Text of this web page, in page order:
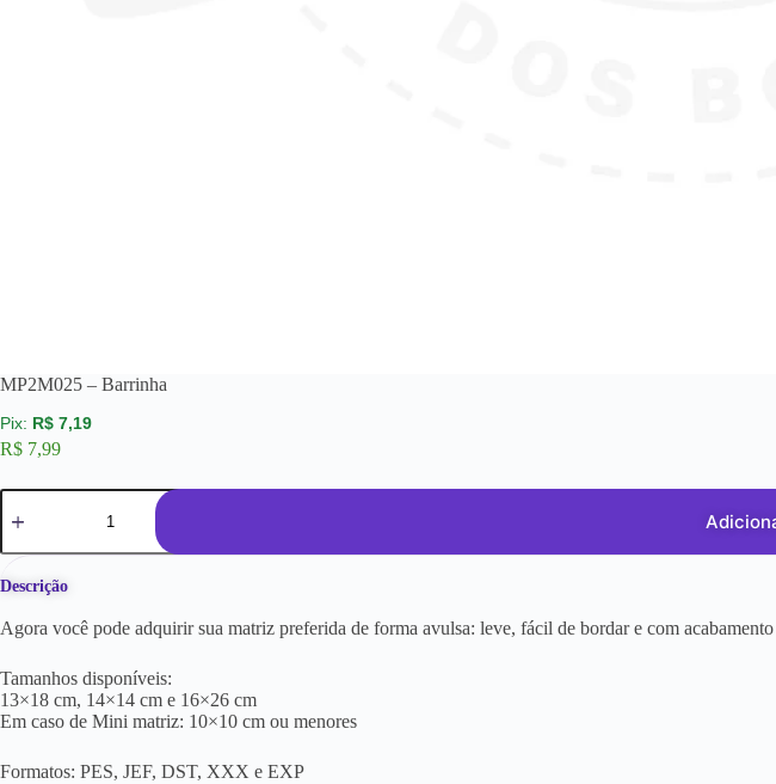
MP2M025 – Barrinha
R$ 7,19
R$ 7,99
Descrição
Agora você pode adquirir sua matriz preferida de forma avulsa: leve, fácil de bordar e com
Tamanhos disponíveis:
13×18 cm, 14×14 cm e 16×26 cm
Em caso de Mini matriz: 10×10 cm ou menores
Formatos: PES, JEF, DST, XXX e EXP